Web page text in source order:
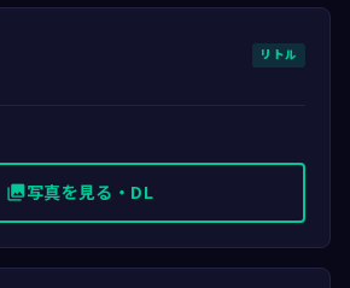
リトル
photo_library写真を見る・DL